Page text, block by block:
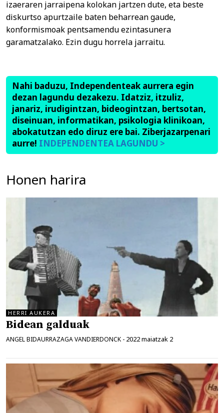
izaeraren jarraipena kolokan jartzen dute, eta beste
diskurtso apurtzaile baten beharrean gaude,
konformismoak pentsamendu ezintasunera
garamatzalako. Ezin dugu horrela jarraitu.
Nahi baduzu, Independenteak aurrera egin
dezan lagundu dezakezu. Idatziz, itzuliz,
janariz, irudigintzan, bideogintzan, bertsotan,
diseinuan, informatikan, psikologia klinikoan,
abokatutzan edo diruz ere bai. Ziberjazarpenari
aurre! INDEPENDENTEA LAGUNDU >
Honen harira
HERRI AUKERA
Bidean galduak
ANGEL BIDAURRAZAGA VANDIERDONCK - 2022 maiatzak 2